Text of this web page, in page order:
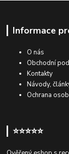
Informace
O nás
Obchodní
Kontakty
Návody,
Ochrana
⭐⭐⭐⭐⭐